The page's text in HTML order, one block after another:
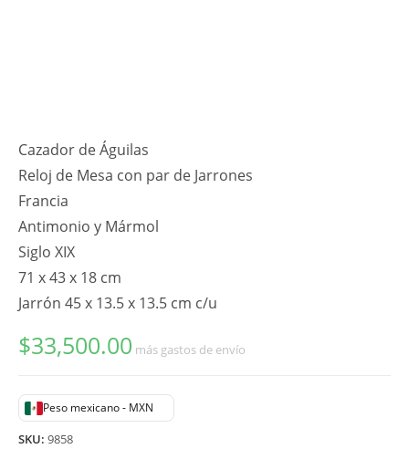
Cazador de Águilas
Reloj de Mesa con par de Jarrones
Francia
Antimonio y Mármol
Siglo XIX
71 x 43 x 18 cm
Jarrón 45 x 13.5 x 13.5 cm c/u
$33,500.00 más gastos de envío
Peso mexicano - MXN
SKU: 9858